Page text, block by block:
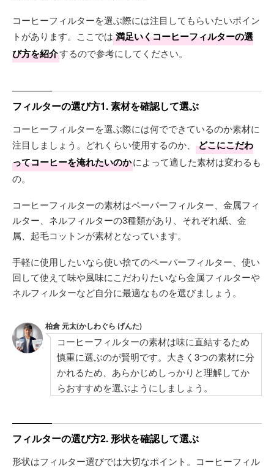
コーヒーフィルターを選ぶ際には注目してもらいたいポイン
トがあります。ここでは 満足いくコーヒーフィルターの選
び方を紹介するので参考にしてください。
フィルターの選び方1. 素材を確認して選ぶ
コーヒーフィルターを選ぶ際には何でできているのか素材に
注目しましょう。どれくらい使用するのか、
どこにこだわ
ってコーヒーを淹れたいのかによって適した素材は変わるも
の。
コーヒーフィルターの素材はペーパーフィルター、金属フィ
ルター、ネルフィルターの3種類があり、それぞれ紙、金
属、起毛コットンが素材となっています。
手軽に使用したいなら使い捨てのペーパーフィルター、使い
回して使えて味や風味にこだわりたいなら金属フィルターや
ネルフィルターなど自分に最適なものを選びましょう。
柏倉 元太(かしわぐら げんた)
コーヒーフィルターの素材は味に直結するため
慎重に選ぶのが賢明です。大きく3つの素材に分
かれるため、あらかじめしっかりと理解してか
らおすすめを選ぶようにしましょう。
フィルターの選び方2. 形状を確認して選ぶ
形状はフィルター選びでは大切なポイント。コーヒーフィル